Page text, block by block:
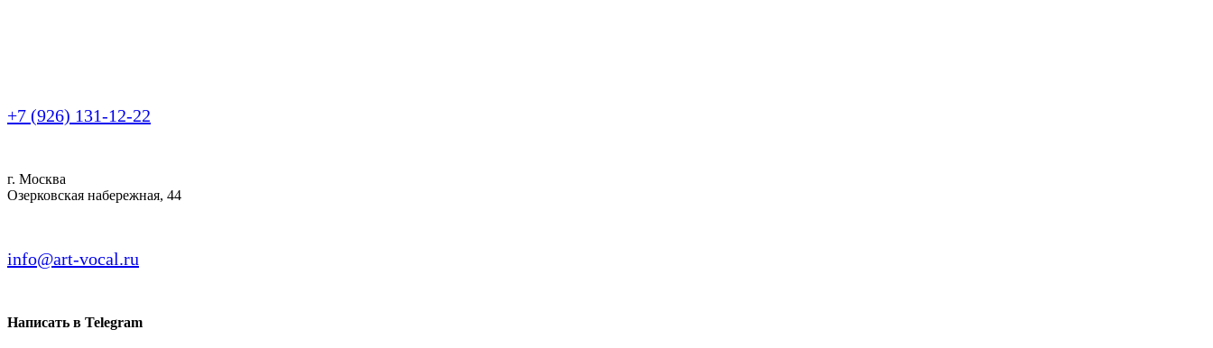
+7 (926) 131-12-22
г. Москва
Озерковская набережная, 44
info@art-vocal.ru
Написать в Telegram